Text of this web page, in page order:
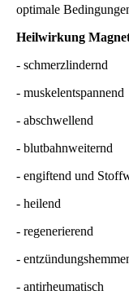
optimale
Heilwirkung
- schmerzlindernd
- muskelentspannend
- abschwellend
- blutbahnweiternd
- engiftend und
- heilend
- regenerierend
-
- antirheumatisch